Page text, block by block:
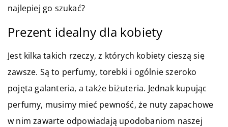
najlepiej go szukać?
Prezent idealny dla kobiety
Jest kilka takich rzeczy, z których kobiety cieszą się
zawsze. Są to perfumy, torebki i ogólnie szeroko
pojęta galanteria, a także biżuteria. Jednak kupując
perfumy, musimy mieć pewność, że nuty zapachowe
w nim zawarte odpowiadają upodobaniom naszej